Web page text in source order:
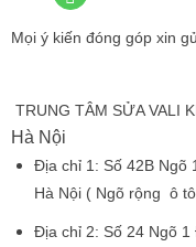
Mọi ý kiến đóng góp xin
TRUNG TÂM SỬA VALI
Hà Nội
Địa chỉ 1: Số 42B Ngõ
Hà Nội ( Ngõ rộng ô
Địa chỉ 2: Số 24 Ngõ